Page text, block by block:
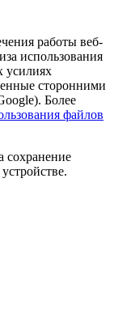
работы веб-
использования
усилиях
сторонними
Более
файлов
сохранение